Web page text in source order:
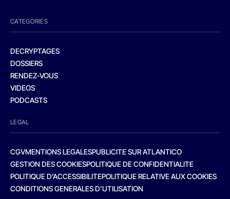
CATEGORIES
DECRYPTAGES
DOSSIERS
RENDEZ-VOUS
VIDEOS
PODCASTS
LEGAL
CGVMENTIONS LEGALESPUBLICITE SUR ATLANTICO
GESTION DES COOKIESPOLITIQUE DE CONFIDENTIALITE
POLITIQUE D’ACCESSIBILITEPOLITIQUE RELATIVE AUX COOKIES
CONDITIONS GENERALES D’UTILISATION